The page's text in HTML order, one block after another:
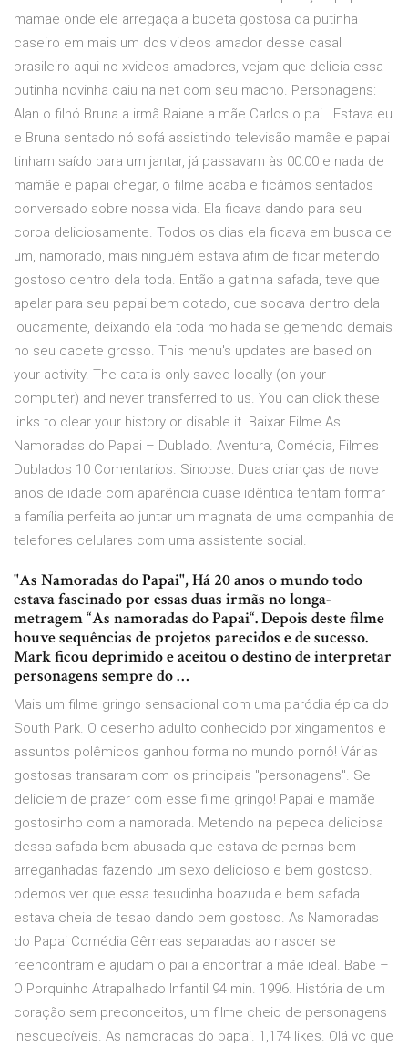
mamae onde ele arregaça a buceta gostosa da putinha
caseiro em mais um dos videos amador desse casal
brasileiro aqui no xvideos amadores, vejam que delicia essa
putinha novinha caiu na net com seu macho. Personagens:
Alan o filhó Bruna a irmã Raiane a mãe Carlos o pai . Estava eu
e Bruna sentado nó sofá assistindo televisão mamãe e papai
tinham saído para um jantar, já passavam às 00:00 e nada de
mamãe e papai chegar, o filme acaba e ficámos sentados
conversado sobre nossa vida. Ela ficava dando para seu
coroa deliciosamente. Todos os dias ela ficava em busca de
um, namorado, mais ninguém estava afim de ficar metendo
gostoso dentro dela toda. Então a gatinha safada, teve que
apelar para seu papai bem dotado, que socava dentro dela
loucamente, deixando ela toda molhada se gemendo demais
no seu cacete grosso. This menu's updates are based on
your activity. The data is only saved locally (on your
computer) and never transferred to us. You can click these
links to clear your history or disable it. Baixar Filme As
Namoradas do Papai – Dublado. Aventura, Comédia, Filmes
Dublados 10 Comentarios. Sinopse: Duas crianças de nove
anos de idade com aparência quase idêntica tentam formar
a família perfeita ao juntar um magnata de uma companhia de
telefones celulares com uma assistente social.
"As Namoradas do Papai", Há 20 anos o mundo todo
estava fascinado por essas duas irmãs no longa-
metragem “As namoradas do Papai“. Depois deste filme
houve sequências de projetos parecidos e de sucesso.
Mark ficou deprimido e aceitou o destino de interpretar
personagens sempre do …
Mais um filme gringo sensacional com uma paródia épica do
South Park. O desenho adulto conhecido por xingamentos e
assuntos polêmicos ganhou forma no mundo pornô! Várias
gostosas transaram com os principais "personagens". Se
deliciem de prazer com esse filme gringo! Papai e mamãe
gostosinho com a namorada. Metendo na pepeca deliciosa
dessa safada bem abusada que estava de pernas bem
arreganhadas fazendo um sexo delicioso e bem gostoso.
odemos ver que essa tesudinha boazuda e bem safada
estava cheia de tesao dando bem gostoso. As Namoradas
do Papai Comédia Gêmeas separadas ao nascer se
reencontram e ajudam o pai a encontrar a mãe ideal. Babe –
O Porquinho Atrapalhado Infantil 94 min. 1996. História de um
coração sem preconceitos, um filme cheio de personagens
inesquecíveis. As namoradas do papai. 1,174 likes. Olá vc que